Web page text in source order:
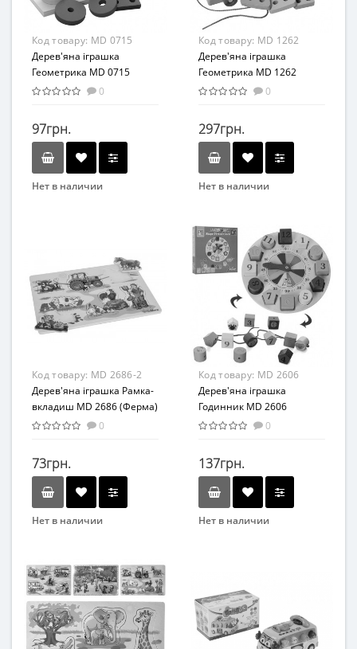
Код товару: MD 0715
Дерев'яна іграшка
Геометрика MD 0715
0
97грн.
Нет в наличии
Возраст
от 3 лет
Материал
Код товару: MD 1262
Дерев'яна іграшка
Геометрика MD 1262
0
297грн.
Нет в наличии
Вид
Сортер
от 3 лет
Материал
Дерево
Код товару: MD 2686-2
Дерев'яна іграшка Рамка-
вкладиш MD 2686 (Ферма)
0
73грн.
Нет в наличии
Вид
Развивающие
Возраст
От 2-х лет
Код товару: MD 2606
Дерев'яна іграшка
Годинник MD 2606
0
137грн.
Нет в наличии
Сортер
Возраст
от 3 лет